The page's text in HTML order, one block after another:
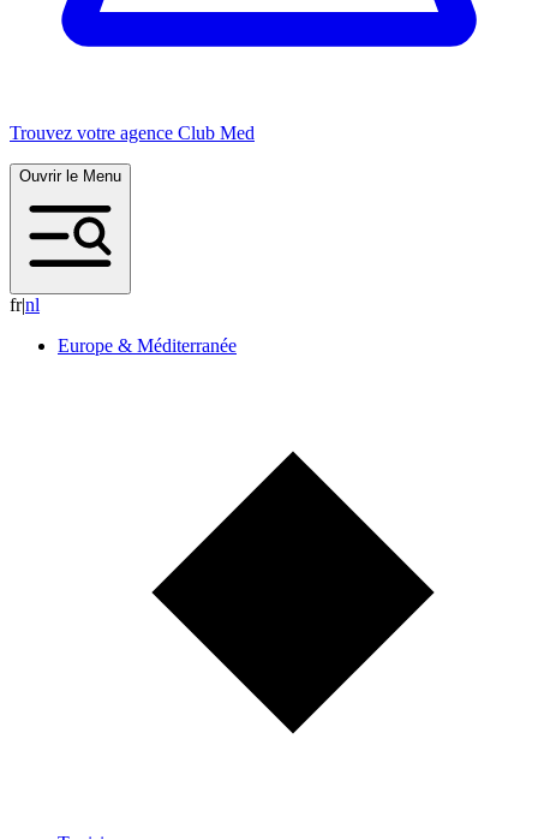
Trouvez votre agence Club Med
Ouvrir le Menu
fr|nl
Europe & Méditerranée